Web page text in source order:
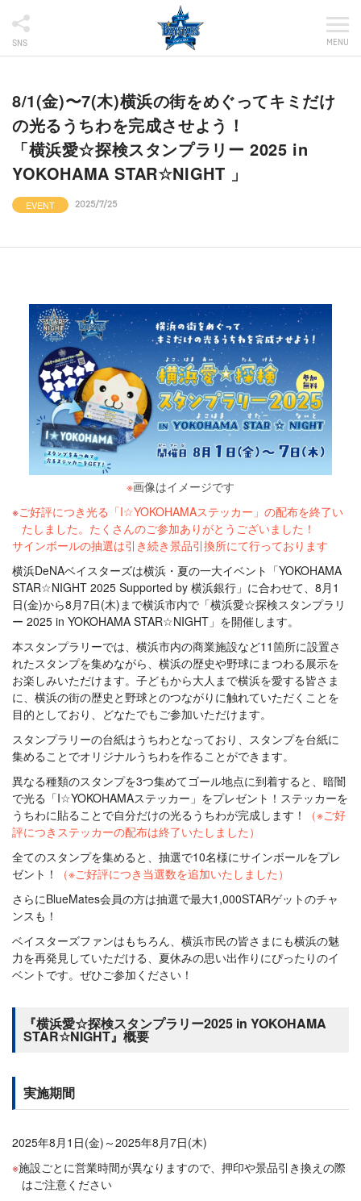
SNS MENU
8/1(金)〜7(木)横浜の街をめぐってキミだけ
の光るうちわを完成させよう！
「横浜愛☆探検スタンプラリー 2025 in
YOKOHAMA STAR☆NIGHT 」
EVENT 2025/7/25
※画像はイメージです
ご好評につき光る「I☆YOKOHAMAステッカー」の配布を終了い
たしました。たくさんのご参加ありがとうございました！
サインボールの抽選は引き続き景品引換所にて行っております
横浜DeNAベイスターズは横浜・夏の一大イベント「YOKOHAMA
STAR☆NIGHT 2025 Supported by 横浜銀行」に合わせて、8月1
日(金)から8月7日(木)まで横浜市内で「横浜愛☆探検スタンプラリ
ー 2025 in YOKOHAMA STAR☆NIGHT」を開催します。
本スタンプラリーでは、横浜市内の商業施設など11箇所に設置さ
れたスタンプを集めながら、横浜の歴史や野球にまつわる展示を
お楽しみいただけます。子どもから大人まで横浜を愛する皆さま
に、横浜の街の歴史と野球とのつながりに触れていただくことを
目的としており、どなたでもご参加いただけます。
スタンプラリーの台紙はうちわとなっており、スタンプを台紙に
集めることでオリジナルうちわを作ることができます。
異なる種類のスタンプを3つ集めてゴール地点に到着すると、暗闇
で光る「I☆YOKOHAMAステッカー」をプレゼント！ステッカーを
うちわに貼ることで自分だけの光るうちわが完成します！
（※ご好
評につきステッカーの配布は終了いたしました）
全てのスタンプを集めると、抽選で10名様にサインボールをプレ
ゼント！
（※ご好評につき当選数を追加いたしました）
さらにBlueMates会員の方は抽選で最大1,000STARゲットのチャ
ンスも！
ベイスターズファンはもちろん、横浜市民の皆さまにも横浜の魅
力を再発見していただける、夏休みの思い出作りにぴったりのイ
ベントです。ぜひご参加ください！
『横浜愛☆探検スタンプラリー2025 in YOKOHAMA
STAR☆NIGHT』概要
実施期間
2025年8月1日(金)～2025年8月7日(木)
施設ごとに営業時間が異なりますので、押印や景品引き換えの際
はご注意ください